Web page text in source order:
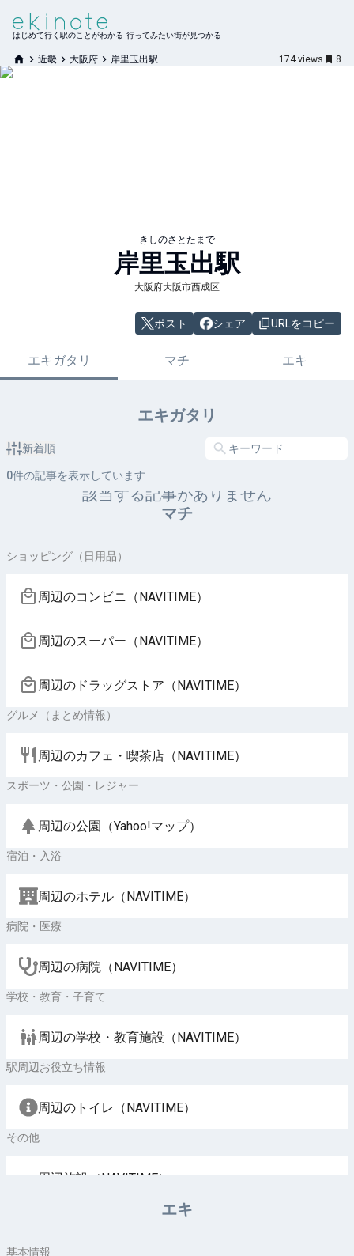
はじめて行く駅のことがわかる 行ってみたい街が見つかる
近畿 大阪府 岸里玉出駅 174 views 8
きしのさとたまで
岸里玉出駅
大阪府大阪市西成区
ポスト シェア URLをコピー
エキガタリ マチ エキ
エキガタリ
新着順
0件の記事を表示しています
該当する記事がありません
マチ
ショッピング（日用品）
周辺のコンビニ（NAVITIME）
周辺のスーパー（NAVITIME）
周辺のドラッグストア（NAVITIME）
グルメ（まとめ情報）
周辺のカフェ・喫茶店（NAVITIME）
スポーツ・公園・レジャー
周辺の公園（Yahoo!マップ）
宿泊・入浴
周辺のホテル（NAVITIME）
病院・医療
周辺の病院（NAVITIME）
学校・教育・子育て
周辺の学校・教育施設（NAVITIME）
駅周辺お役立ち情報
周辺のトイレ（NAVITIME）
その他
周辺施設（NAVITIME）
エキ
基本情報